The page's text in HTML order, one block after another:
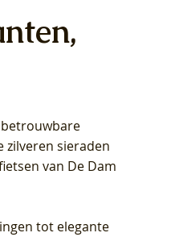
LG3014Y
Lab grown
LG1029Y -
grown
Oorknoppen
(14k) met Lab
zilveren sieraden
van De Dam
tot elegante